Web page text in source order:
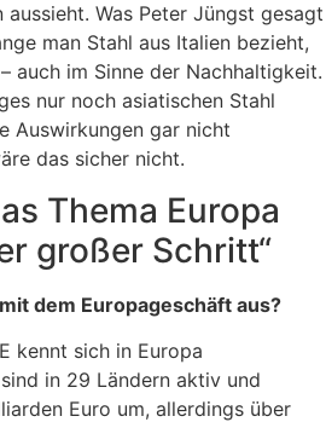
Was Peter Jüngst gesagt
man Stahl aus Italien bezieht,
auch im Sinne der Nachhaltigkeit.
nur noch asiatischen Stahl
Auswirkungen gar nicht
das sicher nicht.
Thema Europa
großer Schritt“
dem Europageschäft aus?
kennt sich in Europa
in 29 Ländern aktiv und
Euro um, allerdings über